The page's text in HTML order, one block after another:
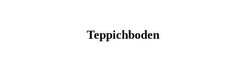
Teppichboden